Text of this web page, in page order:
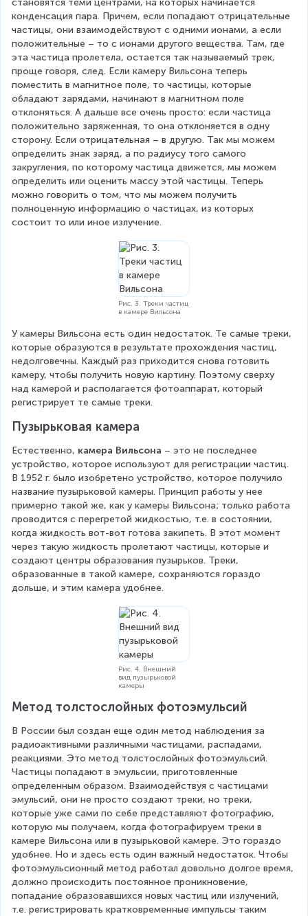
конденсация пара. Причем, если попадают отрицательные
частицы, они взаимодействуют с одними ионами, а если
положительные – то с ионами другого вещества. Там, где
эта частица пролетела, остается так называемый трек,
проще говоря, след. Если камеру Вильсона теперь
поместить в магнитное поле, то частицы, которые
обладают зарядами, начинают в магнитном поле
отклоняться. А дальше все очень просто: если частица
положительно заряженная, то она отклоняется в одну
сторону. Если отрицательная – в другую. Так мы можем
определить знак заряд, а по радиусу того самого
закругления, по которому частица движется, мы можем
определить или оценить массу этой частицы. Теперь
можно говорить о том, что мы можем получить
полноценную информацию о частицах, из которых
состоит то или иное излучение.
Рис. 3. Треки частиц
в камере Вильсона
У камеры Вильсона есть один недостаток. Те самые треки,
которые образуются в результате прохождения частиц,
недолговечны. Каждый раз приходится снова готовить
камеру, чтобы получить новую картину. Поэтому сверху
над камерой и располагается фотоаппарат, который
регистрирует те самые треки.
Пузырьковая камера
Естественно, камера Вильсона – это не последнее
устройство, которое используют для регистрации частиц.
В 1952 г. было изобретено устройство, которое получило
название пузырьковой камеры. Принцип работы у нее
примерно такой же, как у камеры Вильсона; только работа
проводится с перегретой жидкостью, т.е. в состоянии,
когда жидкость вот-вот готова закипеть. В этот момент
через такую жидкость пролетают частицы, которые и
создают центры образования пузырьков. Треки,
образованные в такой камере, сохраняются гораздо
дольше, и этим камера удобнее.
Рис. 4. Внешний
вид пузырьковой
камеры
Метод толстослойных фотоэмульсий
В России был создан еще один метод наблюдения за
радиоактивными различными частицами, распадами,
реакциями. Это метод толстослойных фотоэмульсий.
Частицы попадают в эмульсии, приготовленные
определенным образом. Взаимодействуя с частицами
эмульсий, они не просто создают треки, но треки,
которые уже сами по себе представляют фотографию,
которую мы получаем, когда фотографируем треки в
камере Вильсона или в пузырьковой камере. Это гораздо
удобнее. Но и здесь есть один важный недостаток. Чтобы
фотоэмульсионный метод работал довольно долгое время,
должно происходить постоянное проникновение,
попадание образовавшихся новых частиц или излучений,
т.е. регистрировать кратковременные импульсы таким